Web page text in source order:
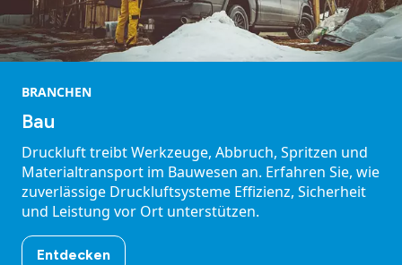
BRANCHEN
Bau
Druckluft treibt Werkzeuge, Abbruch, Spritzen und
Materialtransport im Bauwesen an. Erfahren Sie, wie
zuverlässige Druckluftsysteme Effizienz, Sicherheit
und Leistung vor Ort unterstützen.
Entdecken